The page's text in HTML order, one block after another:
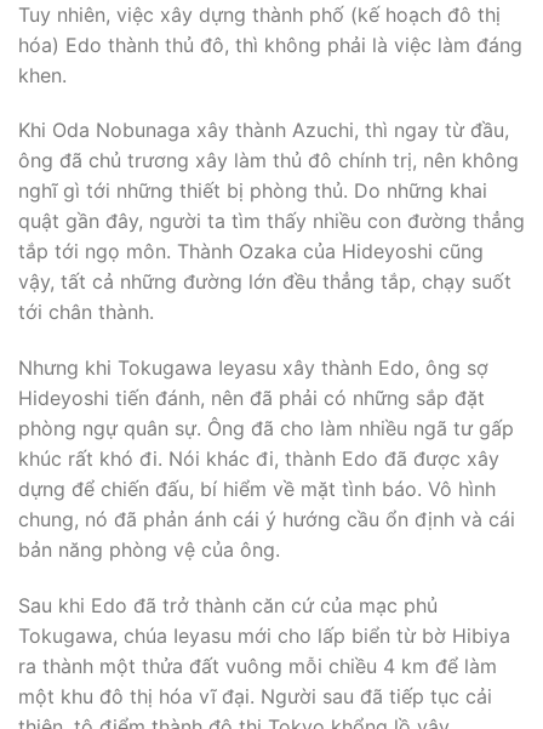
Tuy nhiên, việc xây dựng thành phố (kế hoạch đô thị
hóa) Edo thành thủ đô, thì không phải là việc làm đáng
khen.
Khi Oda Nobunaga xây thành Azuchi, thì ngay từ đầu,
ông đã chủ trương xây làm thủ đô chính trị, nên không
nghĩ gì tới những thiết bị phòng thủ. Do những khai
quật gần đây, người ta tìm thấy nhiều con đường thẳng
tắp tới ngọ môn. Thành Ozaka của Hideyoshi cũng
vậy, tất cả những đường lớn đều thẳng tắp, chạy suốt
tới chân thành.
Nhưng khi Tokugawa Ieyasu xây thành Edo, ông sợ
Hideyoshi tiến đánh, nên đã phải có những sắp đặt
phòng ngự quân sự. Ông đã cho làm nhiều ngã tư gấp
khúc rất khó đi. Nói khác đi, thành Edo đã được xây
dựng để chiến đấu, bí hiểm về mặt tình báo. Vô hình
chung, nó đã phản ánh cái ý hướng cầu ổn định và cái
bản năng phòng vệ của ông.
Sau khi Edo đã trở thành căn cứ của mạc phủ
Tokugawa, chúa Ieyasu mới cho lấp biển từ bờ Hibiya
ra thành một thửa đất vuông mỗi chiều 4 km để làm
một khu đô thị hóa vĩ đại. Người sau đã tiếp tục cải